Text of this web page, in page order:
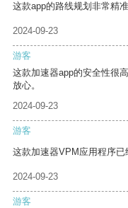
这款app的路线规划非常精
2024-09-23
游客
这款加速器app的安全性很
放心。
2024-09-23
游客
这款加速器VPM应用程序已
2024-09-23
游客